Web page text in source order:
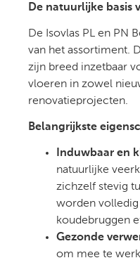
De natuurlijke basis
De Isovlas PL en PN
van het assortiment.
zijn breed inzetbaar
vloeren in zowel
renovatieprojecten.
Belangrijkste
Induwbaar en
natuurlijke
zichzelf stevig
worden
koudebruggen
Gezonde
om mee te